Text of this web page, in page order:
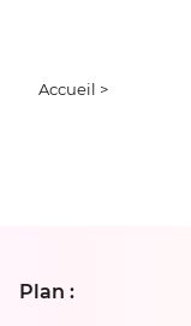
Accueil >
Plan :